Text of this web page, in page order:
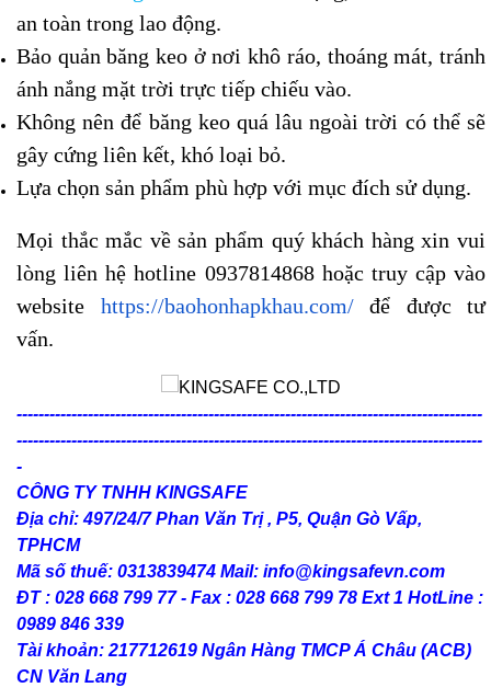
an toàn trong lao động.
Bảo quản băng keo ở nơi khô ráo, thoáng mát, tránh
ánh nắng mặt trời trực tiếp chiếu vào.
Không nên để băng keo quá lâu ngoài trời có thể sẽ
gây cứng liên kết, khó loại bỏ.
Lựa chọn sản phẩm phù hợp với mục đích sử dụng.
Mọi thắc mắc về sản phẩm quý khách hàng xin vui
lòng liên hệ hotline 0937814868 hoặc truy cập vào
website
https://baohonhapkhau.com/để được tư
vấn.
-------------------------------------------------------------------------------------
-------------------------------------------------------------------------------------
-
CÔNG TY TNHH KINGSAFE
Địa chỉ: 497/24/7 Phan Văn Trị , P5, Quận Gò Vấp,
TPHCM
Mã số thuế: 0313839474 Mail: info@kingsafevn.com
ĐT : 028 668 799 77 - Fax : 028 668 799 78 Ext 1 HotLine :
0989 846 339
Tài khoản: 217712619 Ngân Hàng TMCP Á Châu (ACB)
CN Văn Lang